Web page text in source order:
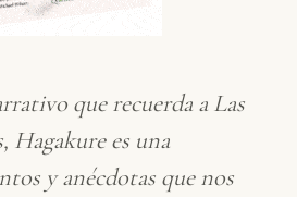
que recuerda a Las
, Hagakurees una
y anécdotas que nos